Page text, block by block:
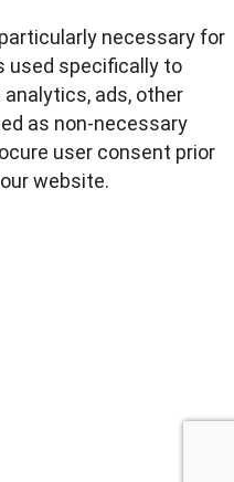
necessary for
used specifically to
ads, other
as non-necessary
user consent prior
website.